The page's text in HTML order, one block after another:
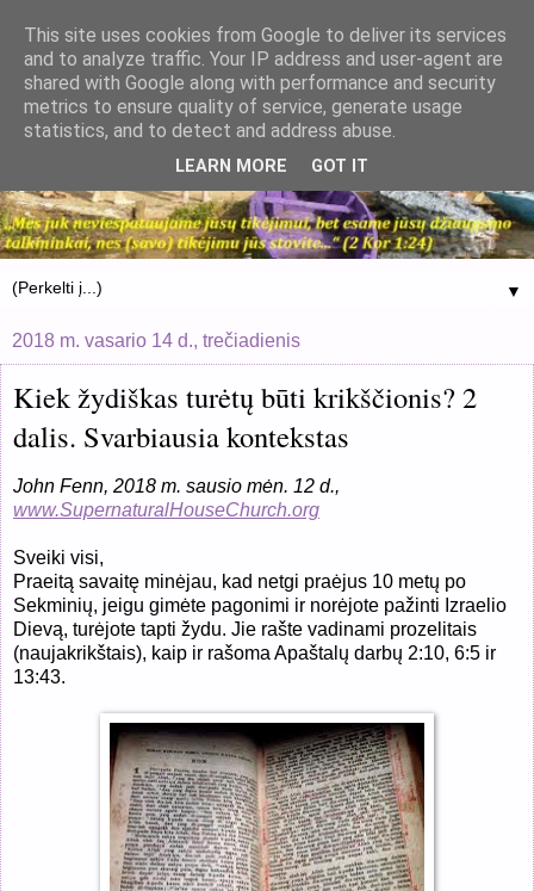
▼
2018 m. vasario 14 d., trečiadienis
Kiek žydiškas turėtų būti krikščionis? 2
dalis. Svarbiausia kontekstas
John Fenn, 2018 m. sausio mėn. 12 d.,
www.SupernaturalHouseChurch.org
Sveiki visi,
Praeitą savaitę minėjau, kad netgi praėjus 10 metų po
Sekminių, jeigu gimėte pagonimi ir norėjote pažinti Izraelio
Dievą, turėjote tapti žydu. Jie rašte vadinami prozelitais
(naujakrikštais), kaip ir rašoma Apaštalų darbų 2:10, 6:5 ir
13:43.
This site uses cookies from Google to deliver its services
and to analyze traffic. Your IP address and user-agent are
shared with Google along with performance and security
metrics to ensure quality of service, generate usage
statistics, and to detect and address abuse.
LEARN MORE GOT IT